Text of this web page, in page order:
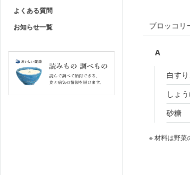
よくある質問
お知らせ一覧
ブロッコリ
A
白す
しょ
砂糖
※ 材料は野菜